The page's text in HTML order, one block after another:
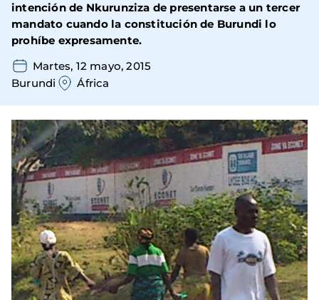
intención de Nkurunziza de presentarse a un tercer
mandato cuando la constitución de Burundi lo
prohíbe expresamente.
Martes, 12 mayo, 2015
Burundi
África